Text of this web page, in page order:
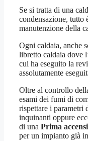
Se si tratta di una
condensazione, tutto
manutenzione della
Ogni caldaia, anche
libretto caldaia dove
cui ha eseguito la
assolutamente
Oltre al controllo
esami dei fumi di
rispettare i parametri
inquinanti oppure
di una Prima
per un impianto già